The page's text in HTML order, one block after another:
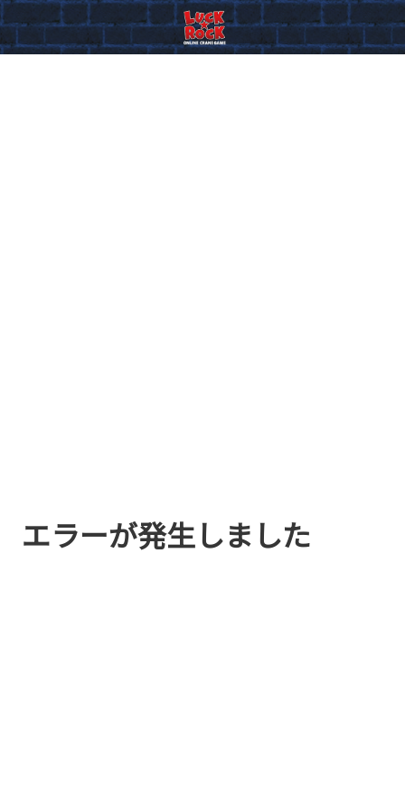
エラーが発生しました